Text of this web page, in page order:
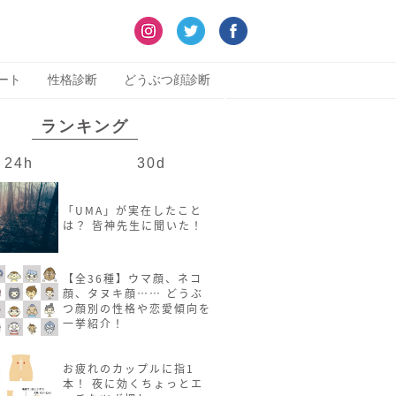
ト 性格診断 どうぶつ顔診断
ランキング
24h 30d
「UMA」が実在したこと
は？ 皆神先生に聞いた！
【全36種】ウマ顔、ネコ
顔、タヌキ顔…… どうぶ
つ顔別の性格や恋愛傾向を
一挙紹介！
お疲れのカップルに指1
本！ 夜に効くちょっとエ